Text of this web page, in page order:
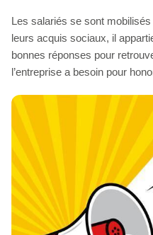
Les salariés se sont
leurs acquis sociaux, il
bonnes réponses pour
l’entreprise a besoin pour